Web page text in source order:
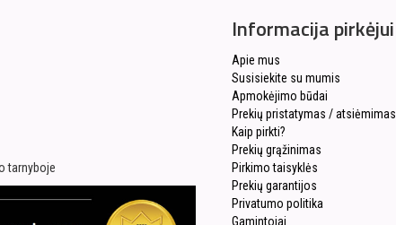
tarnyboje
Informacija pirkėjui
Apie mus
Susisiekite su mumis
Apmokėjimo būdai
Prekių pristatymas / atsiėmimas
Kaip pirkti?
Prekių grąžinimas
Pirkimo taisyklės
Prekių garantijos
Privatumo politika
Gamintojai